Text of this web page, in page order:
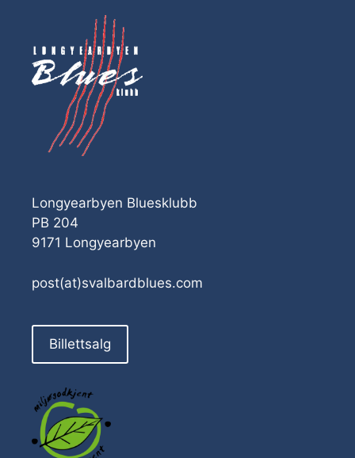
Longyearbyen Bluesklubb
PB 204
9171 Longyearbyen
post(at)svalbardblues.com
Billettsalg